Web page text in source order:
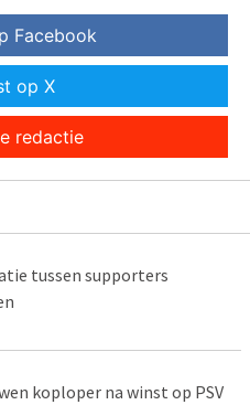
Facebook
op X
redactie
tussen supporters
koploper na winst op PSV